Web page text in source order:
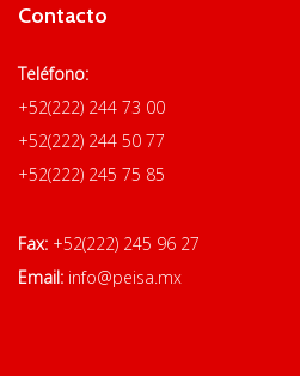
Contacto
Teléfono:
+52(222) 244 73 00
+52(222) 244 50 77
+52(222) 245 75 85
Fax: +52(222) 245 96 27
Email: info@peisa.mx